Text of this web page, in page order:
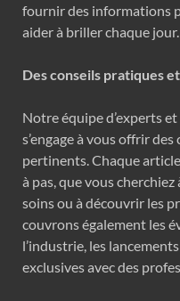
fournir des informations
aider à briller chaque jour.
Des conseils pratiques
Notre équipe d’experts
s’engage à vous offrir
pertinents. Chaque
à pas, que vous
soins ou à découvrir les
couvrons également les
l’industrie, les
exclusives avec des